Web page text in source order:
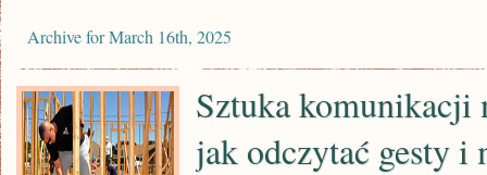
Archive for March 16th, 2025
Sztuka komunikacji
jak odczytać gesty i